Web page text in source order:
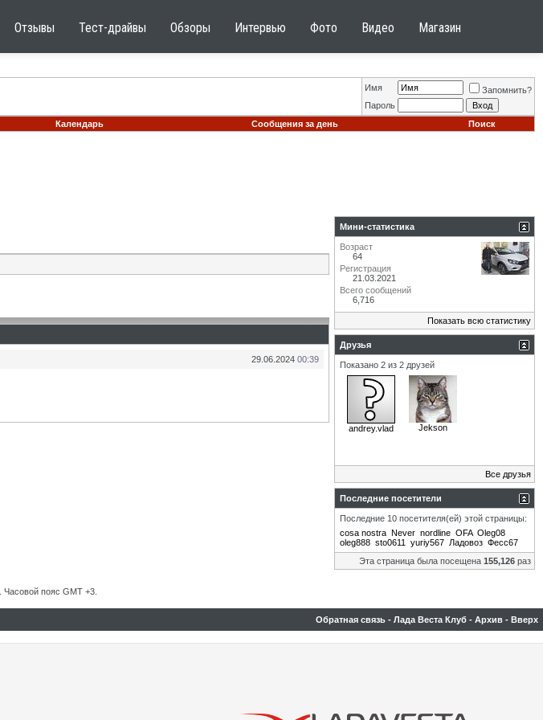
Отзывы Тест-драйвы Обзоры Интервью Фото Видео Магазин
Имя
Запомнить?
Пароль
Календарь Сообщения за день Поиск
29.06.2024 00:39
Мини-статистика
Возраст
64
Регистрация
21.03.2021
Всего сообщений
6,716
Показать всю статистику
Друзья
Показано 2 из 2 друзей
andrey.vlad Jekson
Все друзья
Последние посетители
Последние 10 посетителя(ей) этой страницы:
cosa nostra Never nordline OFA Oleg08
oleg888 sto0611 yuriy567 Ладовоз Фесс67
Эта страница была посещена 155,126 раз
. Часовой пояс GMT +3.
Обратная связь - Лада Веста Клуб - Архив - Вверх